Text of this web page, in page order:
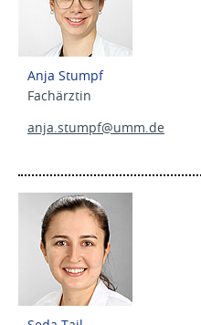
Anja Stumpf
Fachärztin
anja.stumpf@umm.de